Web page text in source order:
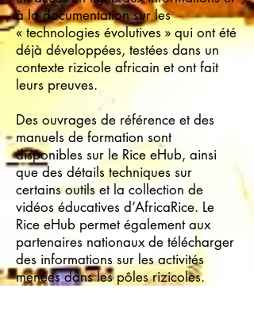
à la documentation sur les
« technologies évolutives » qui ont été
déjà développées, testées dans un
contexte rizicole africain et ont fait
leurs preuves.
Des ouvrages de référence et des
manuels de formation sont
disponibles sur le Rice eHub, ainsi
que des détails techniques sur
certains outils et la collection de
vidéos éducatives d’AfricaRice. Le
Rice eHub permet également aux
partenaires nationaux de télécharger
des informations sur les activités
menées dans les pôles rizicoles.